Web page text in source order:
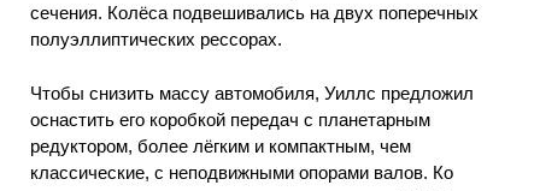
сечения. Колёса подвешивались на двух поперечных
полуэллиптических рессорах.
Чтобы снизить массу автомобиля, Уиллс предложил
оснастить его коробкой передач с планетарным
редуктором, более лёгким и компактным, чем
классические, с неподвижными опорами валов. Ко